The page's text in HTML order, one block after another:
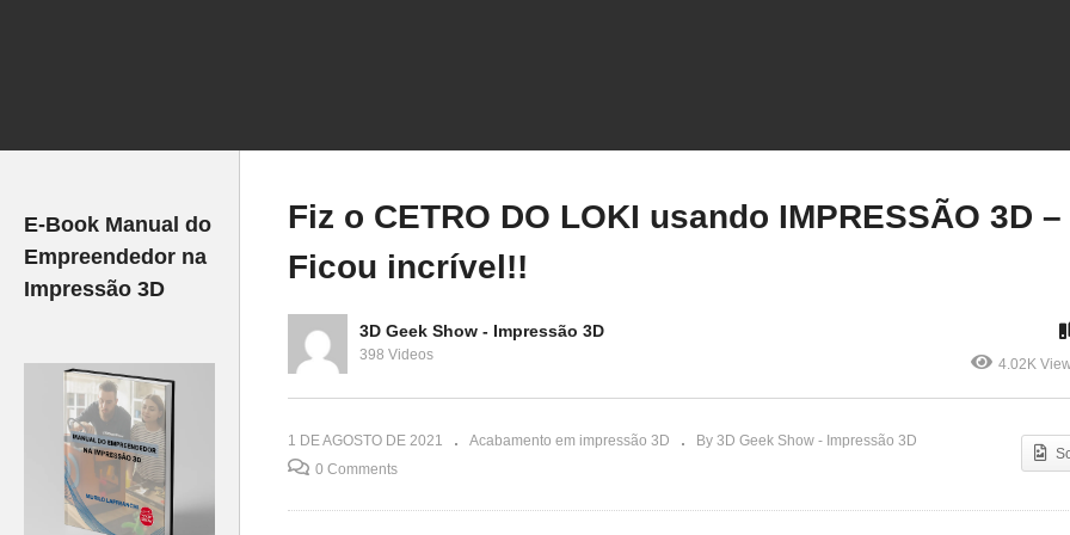
– Seriado
Diorama Dragon 2 SpaceX
FRIENDS com IMPRESSÃO
usando IMPRESSÃO 3D
E-Book Manual do
Empreendedor na
Impressão 3D
Fiz o CETRO DO LOKI usando IMPRESSÃO 3D –
Ficou incrível!!
3D Geek Show - Impressão 3D
398 Videos
4.02K
1 DE AGOSTO DE 2021 Acabamento em impressão 3D
By 3D Geek Show - Impressão 3D
0 Comments